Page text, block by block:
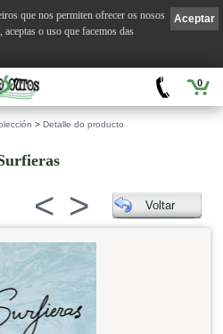
0
> Detalle do producto
< > Voltar
Aceptar
que nos permiten ofrecer os nosos
o uso que facemos das